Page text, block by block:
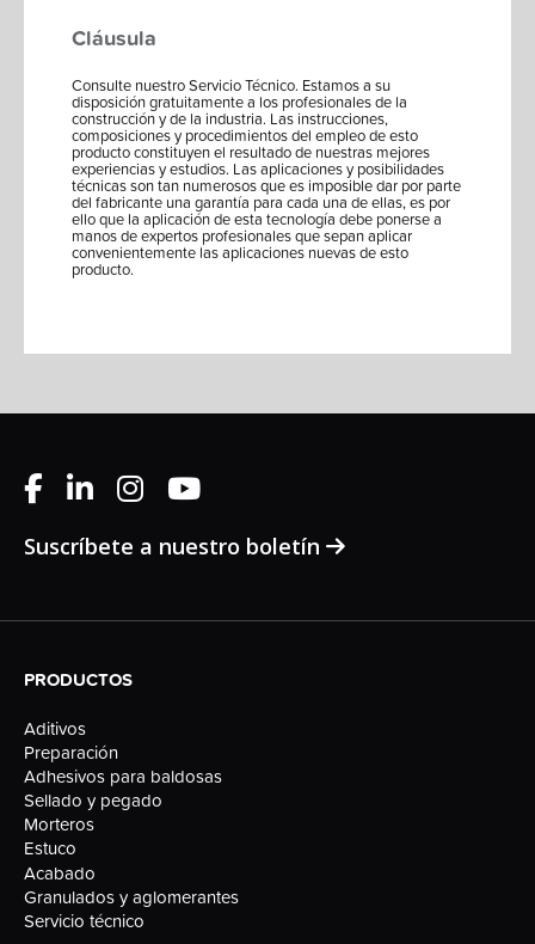
Cláusula
Consulte nuestro Servicio Técnico. Estamos a su
disposición gratuitamente a los profesionales de la
construcción y de la industria. Las instrucciones,
composiciones y procedimientos del empleo de esto
producto constituyen el resultado de nuestras mejores
experiencias y estudios. Las aplicaciones y posibilidades
técnicas son tan numerosos que es imposible dar por parte
del fabricante una garantía para cada una de ellas, es por
ello que la aplicación de esta tecnología debe ponerse a
manos de expertos profesionales que sepan aplicar
convenientemente las aplicaciones nuevas de esto
producto.
Suscríbete a nuestro boletín
PRODUCTOS
Aditivos
Preparación
Adhesivos para baldosas
Sellado y pegado
Morteros
Estuco
Acabado
Granulados y aglomerantes
Servicio técnico